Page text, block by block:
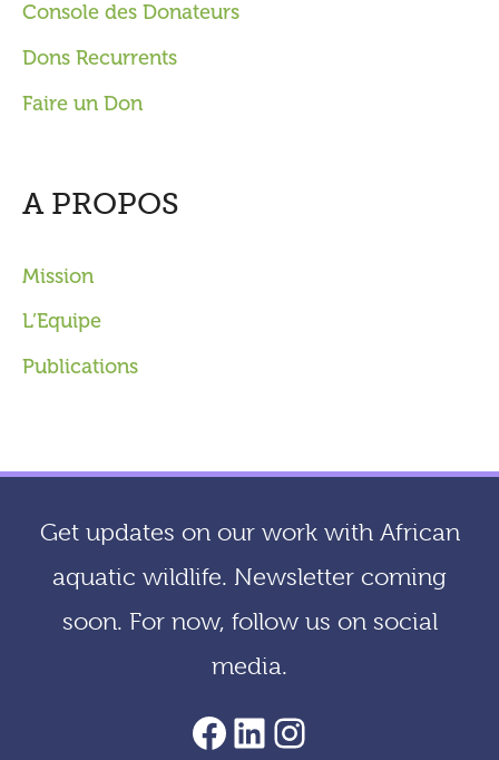
Console des Donateurs
Dons Recurrents
Faire un Don
A PROPOS
Mission
L’Equipe
Publications
Get updates on our work with African
aquatic wildlife. Newsletter coming
soon. For now, follow us on social
media.
AACF Facebook PageLinkedIn
Instagram